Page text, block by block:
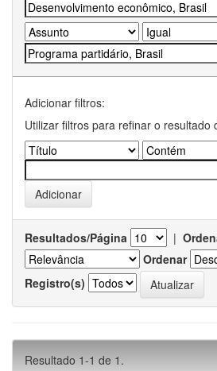
Adicionar filtros:
Utilizar filtros para refinar o resultado
Resultados/Página |
Ordenar
Registro(s)
Resultado 1-1 de 1.